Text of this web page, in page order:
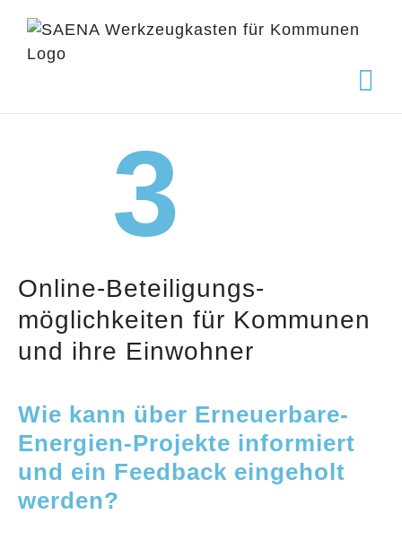
Inhalt
springen
3
Online-Beteiligungs­
möglichkeiten für Kommunen
und ihre Einwohner
Wie kann über Erneuerbare-
Energien-Projekte informiert
und ein Feedback eingeholt
werden?